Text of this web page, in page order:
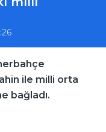
ile milli orta
bağladı.